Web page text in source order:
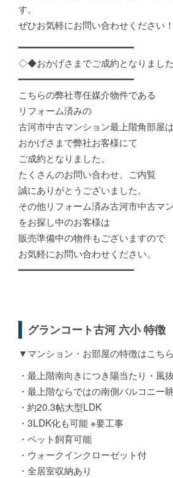
す。
ぜひお気軽にお問い合わせください！
━━━━━━━━━━━━━━━━━━━━━
◇◆おかげさまでご成約となりま
━━━━━━━━━━━━━━━━━━━━━
こちらの弊社専任媒介物件である
リフォーム済みの
古河市中古マンション最上階角部屋は
おかげさまで弊社お客様にて
ご成約となりました。
たくさんのお問い合わせ、ご内覧
誠にありがとうございました。
その他リフォーム済み古河市中古マ
をお探し中のお客様は
販売準備中の物件もございますので
お気軽にお問い合わせください。
━━━━━━━━━━━━━━━━━━━━━
グランコート古河 六小 特徴
▼マンション・お部屋の特徴はこち
・最上階南向きにつき陽当たり・風
・最上階ならではの南側バルコニー
・約20.3帖大型LDK
・3LDK化も可能 ※要工事
・ペット飼育可能
・ウォークインクローゼット付
・全居室収納あり